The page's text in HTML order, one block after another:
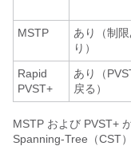
MSTP
あり（制限
り）
Rapid
PVST+
あり（
戻る）
MSTP および PVST+
Spanning-Tree（CST